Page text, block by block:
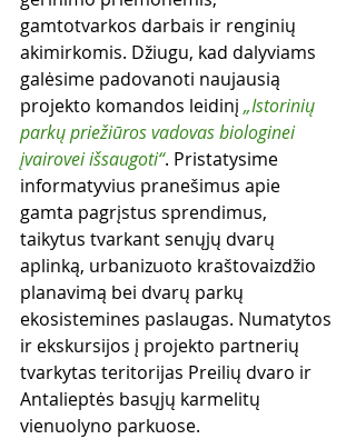
gamtotvarkos darbais ir renginių
akimirkomis. Džiugu, kad dalyviams
galėsime padovanoti naujausią
projekto komandos leidinį „Istorinių
parkų priežiūros vadovas biologinei
įvairovei išsaugoti“. Pristatysime
informatyvius pranešimus apie
gamta pagrįstus sprendimus,
taikytus tvarkant senųjų dvarų
aplinką, urbanizuoto kraštovaizdžio
planavimą bei dvarų parkų
ekosistemines paslaugas. Numatytos
ir ekskursijos į projekto partnerių
tvarkytas teritorijas Preilių dvaro ir
Antalieptės basųjų karmelitų
vienuolyno parkuose.